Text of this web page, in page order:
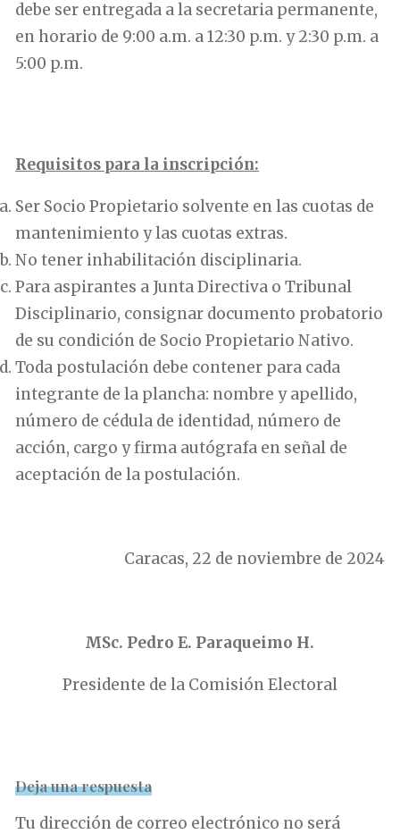
debe ser entregada a la secretaria permanente,
en horario de 9:00 a.m. a 12:30 p.m. y 2:30 p.m. a
5:00 p.m.
Requisitos para la inscripción:
Ser Socio Propietario solvente en las cuotas de
mantenimiento y las cuotas extras.
No tener inhabilitación disciplinaria.
Para aspirantes a Junta Directiva o Tribunal
Disciplinario, consignar documento probatorio
de su condición de Socio Propietario Nativo.
Toda postulación debe contener para cada
integrante de la plancha: nombre y apellido,
número de cédula de identidad, número de
acción, cargo y firma autógrafa en señal de
aceptación de la postulación.
Caracas, 22 de noviembre de 2024
MSc. Pedro E. Paraqueimo H.
Presidente de la Comisión Electoral
Deja una respuesta
Tu dirección de correo electrónico no será